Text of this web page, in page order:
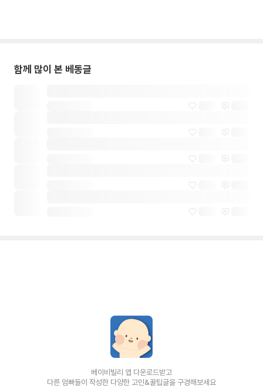
함께 많이 본 베동글
베이비빌리 앱 다운로드받고
다른 엄빠들이 작성한 다양한 고민&꿀팁글을 구경해보세요